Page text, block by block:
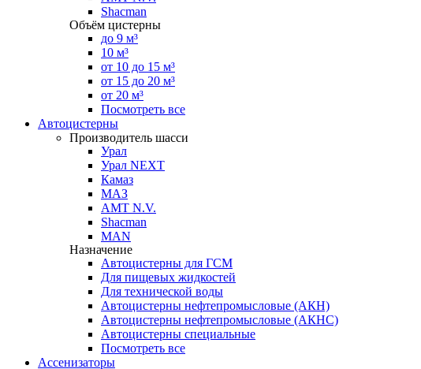
Shacman
Объём цистерны
до 9 м³
10 м³
от 10 до 15 м³
от 15 до 20 м³
от 20 м³
Посмотреть все
Автоцистерны
Производитель шасси
Урал
Урал NEXT
Камаз
МАЗ
AMT N.V.
Shacman
MAN
Назначение
Автоцистерны для ГСМ
Для пищевых жидкостей
Для технической воды
Автоцистерны нефтепромысловые (АКН)
Автоцистерны нефтепромысловые (АКНС)
Автоцистерны специальные
Посмотреть все
Ассенизаторы